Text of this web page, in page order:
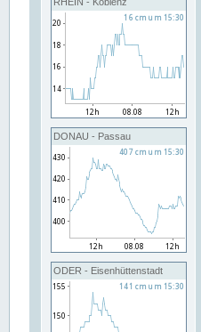
DONAU - Passau
ODER - Eisenhüttenstadt